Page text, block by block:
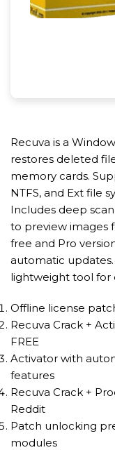
Recuva is a
restores deleted
memory cards.
NTFS, and Ext file
Includes deep
to preview images
free and Pro
automatic updates.
lightweight tool for
Offline license
Recuva Crack +
FREE
Activator with
features
Recuva Crack +
Reddit
Patch unlocking
modules